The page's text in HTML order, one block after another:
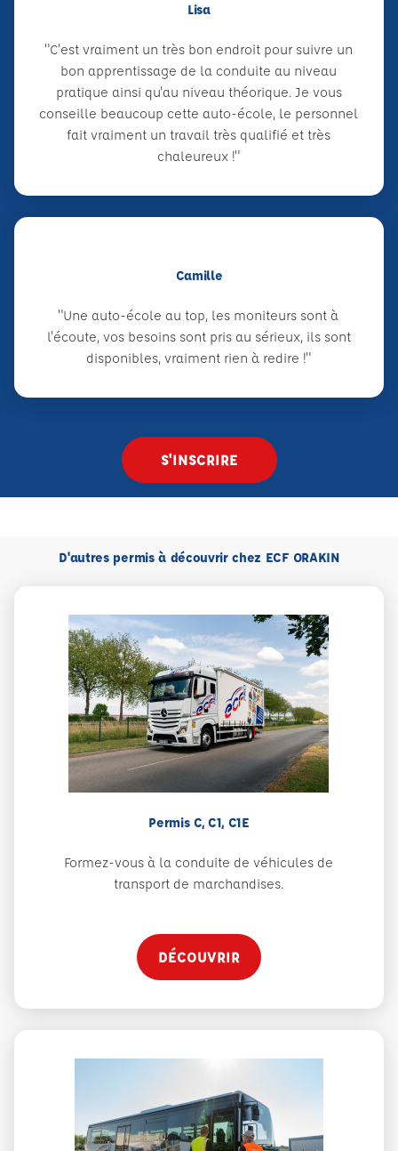
Lisa
"C'est vraiment un très bon endroit pour suivre un
bon apprentissage de la conduite au niveau
pratique ainsi qu'au niveau théorique. Je vous
conseille beaucoup cette auto-école, le personnel
fait vraiment un travail très qualifié et très
chaleureux !"
Camille
"Une auto-école au top, les moniteurs sont à
l'écoute, vos besoins sont pris au sérieux, ils sont
disponibles, vraiment rien à redire !"
S'INSCRIRE
D'autres permis à découvrir chez ECF ORAKIN
Permis C, C1, C1E
Formez-vous à la conduite de véhicules de
transport de marchandises.
DÉCOUVRIR